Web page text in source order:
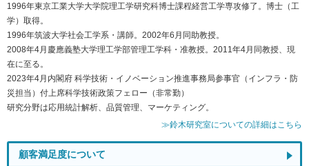
1996年東京工業大学大学院理工学研究科博士課程経営工学専攻修了。博士（工
学）取得。
1996年筑波大学社会工学系・講師。2002年6月同助教授。
2008年4月慶應義塾大学理工学部管理工学科・准教授。2011年4月同教授、現
在に至る。
2023年4月内閣府 科学技術・イノベーション推進事務局参事官（インフラ・防
災担当）付上席科学技術政策フェロー（非常勤）
研究分野は応用統計解析、品質管理、マーケティング。
≫鈴木研究室についての詳細はこちら
顧客満足度について